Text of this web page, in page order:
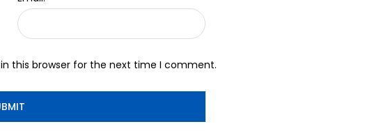
this browser for the next time I comment.